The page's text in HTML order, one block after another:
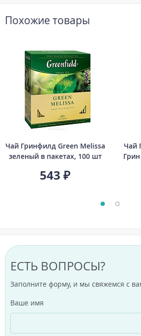
Похожие товары
Чай Гринфилд Green Melissa
зеленый в пакетах, 100 шт
543 ₽
Чай
ЕСТЬ ВОПРОСЫ?
Заполните форму, и мы свяжемся с
Ваше имя